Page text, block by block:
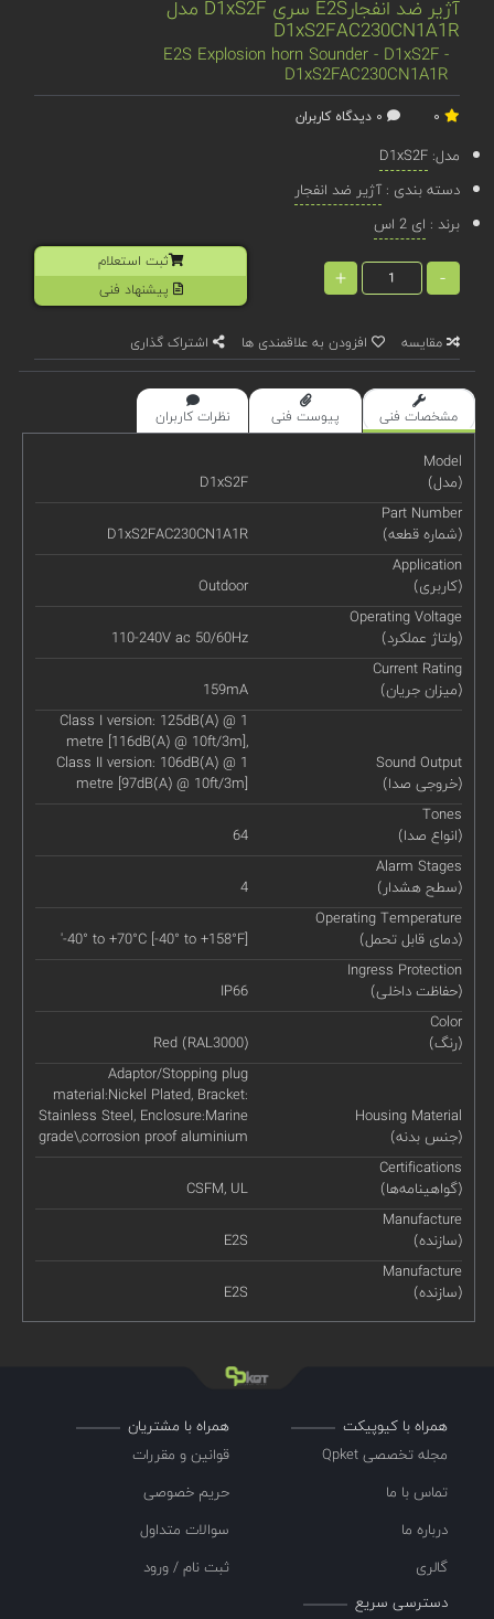
آژیر ضد انفجارE2S سری D1xS2F مدل
D1xS2FAC230CN1A1R
E2S Explosion horn Sounder - D1xS2F -
D1xS2FAC230CN1A1R
مدل:D1xS2F
دسته بندی :آژیر ضد انفجار
برند : ای 2 اس
-
+
ثبت استعلام
پیشنهاد فنی
مقایسه افزودن به علاقمندی ها اشتراک گذاری
مشخصات فنی پیوست فنی نظرات کاربران
Model
(مدل)
D1xS2F
Part Number
(شماره قطعه)
D1xS2FAC230CN1A1R
Application
(کاربری)
Outdoor
Operating Voltage
(ولتاژ عملکرد)
110-240V ac 50/60Hz
Current Rating
(میزان جریان)
159mA
Sound Output
(خروجی صدا)
Class I version: 125dB(A) @ 1
metre [116dB(A) @ 10ft/3m],
Class II version: 106dB(A) @ 1
metre [97dB(A) @ 10ft/3m]
Tones
(انواع صدا)
64
Alarm Stages
(سطح هشدار)
4
Operating Temperature
(دمای قابل تحمل)
'-40° to +70°C [-40° to +158°F]
Ingress Protection
(حفاظت داخلی)
IP66
Color
(رنگ)
Red (RAL3000)
Housing Material
(جنس بدنه)
Adaptor/Stopping plug
material:Nickel Plated, Bracket:
Stainless Steel, Enclosure:Marine
grade\,corrosion proof aluminium
Certifications
(گواهینامه‌ها)
CSFM, UL
Manufacture
(سازنده)
E2S
Manufacture
(سازنده)
E2S
همراه با کیوپیکت
مجله تخصصی Qpket
تماس با ما
درباره ما
گالری
همراه با مشتریان
قوانین و مقررات
حریم خصوصی
سوالات متداول
ثبت نام / ورود
دسترسی سریع